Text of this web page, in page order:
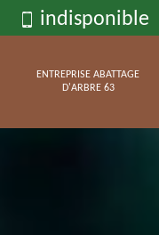
indisponible
ENTREPRISE ABATTAGE
D'ARBRE 63